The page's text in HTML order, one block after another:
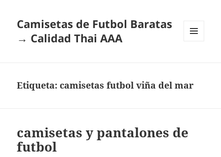
Camisetas de Futbol Baratas
→ Calidad Thai AAA
Etiqueta:camisetas futbol viña del mar
camisetas y pantalones de
futbol